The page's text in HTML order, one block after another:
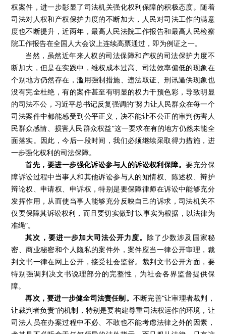
权案件，进一步彰显了司法机关强化权利保障的积极态度。随着
司法对人权和产权保护力度的不断加大，人民对司法工作的满意
度也不断提升，近两年，最高人民法院工作报告和最高人民检察
院工作报告在全国人大会议上连续高票通过，即为例证之一。
当然，虽然近年来人权的司法保障和产权的司法保护力度不
断加大，但是在实践中，维权成本过高、司法效率偏低的现象在
个别地方仍然存在，滥用强制措施、违法取证、刑讯逼供现象也
没有完全杜绝，有的案件甚至有明显的权力干预色彩，导致明显
的司法不公，习近平总书记反复强调的“努力让人民群众在每一个
司法案件中都能感受到公平正义，决不能让不公正的审判伤害人
民群众感情、损害人民群众权益”这一要求在有的地方仍然未能全
面落实。因此，今后一段时间，我们必须继续采取得力措施，进
一步强化权利的司法保障。
首先，要进一步强化诉讼参与人的诉讼权利保障。要充分保
障诉讼过程中当事人和其他诉讼参与人的知情权、陈述权、辩护
辩论权、申请权、申诉权，特别是要保障律师在诉讼中能够充分
发挥作用，从而使当事人能够充分反映自己的诉求，司法机关不
仅要保障其诉讼权利，而且要切实做到“以事实为根据，以法律为
准绳”。
其次，要进一步加大司法公开力度。除了少数涉及国家秘
密、商业秘密和个人隐私的案件外，案件应当一律公开审理，裁
判文书一律在网上公开，接受社会监督。裁判文书公开方面，要
特别强调判决文书说理部分的完整性，为社会各界监督提供保
障。
再次，要进一步健全司法责任制。 不断完善“让审理者裁判，
让裁判者负责”的机制，特别是要构建尊重司法权运作的环境，让
司法人员在办案过程中不必、不敢也不能考虑法律之外的因素，